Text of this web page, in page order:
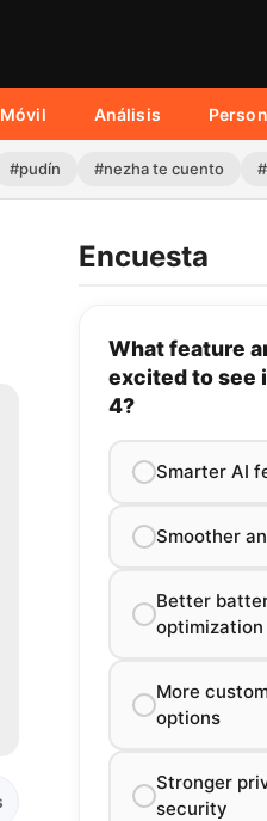
Móvil Análisis
#pudín #nezha te cuento
Encuesta
What feature
excited to see
4?
Smarter AI
Smoother
Better
optimization
More
options
Stronger
security